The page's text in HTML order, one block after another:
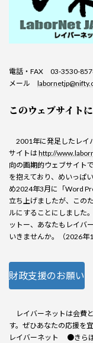
電話・FAX 03-3530-
メール
このウェブサイト
2001年に発足したレイ
サイトはhttp://
向の画期的ウェブサイト
を抱えており、めいっぱ
め2024年3月に「Word
立ち上げましたが、この
ルにすることにしました
ットー、あなたもレイバ
いきませんか。（2026
財政支援のお願い
レイバーネットは会費
す。ぜひあなたの応援
レイバーネット ●きら